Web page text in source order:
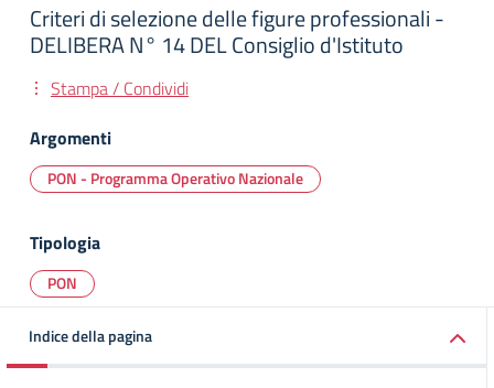
Criteri di selezione delle figure professionali -
DELIBERA N° 14 DEL Consiglio d'Istituto
Stampa / Condividi
Argomenti
PON - Programma Operativo Nazionale
Tipologia
PON
Indice della pagina